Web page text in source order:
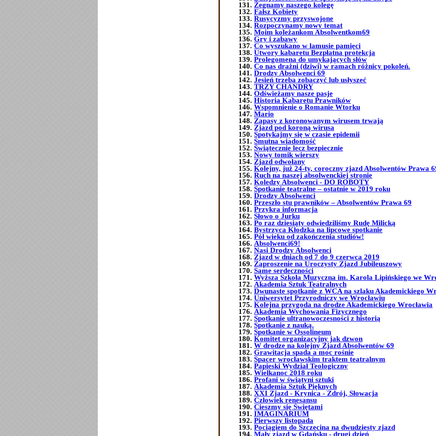
Żegnamy naszego kolegę
Fałsz Kobiety
Rusycyzmy przyswojone
Rozpoczynamy nowy temat
Moim koleżankom Absolwentkom69
Gry i zabawy
Co wyszukano w lamusie pamięci
Utwory kabaretu Bezpłatna protekcja
Prolegomena do umykających słów
Co nas drażni (dziwi) w ramach różnicy pokoleń.
Drodzy Absolwenci 69
Jesień trzeba zobaczyć lub usłyszeć
TRZY CHANDRY
Odświeżamy nasze pasje
Historia Kabaretu Prawników
Wspomnienie o Romanie Wtorku
Mario
Zapasy z koronowanym wirusem trwają
Zjazd pod koroną wirusa
Spotykajmy się w czasie epidemii
Smutna wiadomość
Świątecznie lecz bezpiecznie
Nowy tomik wierszy
Zjazd odwołany
Kolejny, już 24-ty, coroczny zjazd Absolwentów Prawa
Ruch na naszej absolwenckiej stronie
Koledzy Absolwenci - DO ROBOTY
Spotkanie teatralne – ostatnie w 2019 roku
Drodzy Absolwenci
Przeszło stu prawników – Absolwentów Prawa 69
Przykra informacja
Słowo o Jurku
Po raz dziesiąty odwiedziliśmy Rudę Milicką
Bystrzyca Kłodzka na lipcowe spotkanie
Pół wieku od zakończenia studiów!
Absolwenci69!
Nasi Drodzy Absolwenci
Zjazd w dniach od 7 do 9 czerwca 2019
Zaproszenie na Uroczysty Zjazd Jubileuszowy
Same serdeczności
Wyższa Szkoła Muzyczna im. Karola Lipińskiego we
Akademia Sztuk Teatralnych
Dwunaste spotkanie z WCA na szlaku Akademickiego
Uniwersytet Przyrodniczy we Wrocławiu
Kolejna przygoda na drodze Akademickiego Wrocławia
Akademia Wychowania Fizycznego
Spotkanie ultranowoczesności z historią
Spotkanie z nauką.
Spotkanie w Ossolineum
Komitet organizacyjny jak dzwon
W drodze na kolejny Zjazd Absolwentów 69
Grawitacja spada a moc rośnie
Spacer wrocławskim traktem teatralnym
Papieski Wydział Teologiczny
Wielkanoc 2018 roku
Profani w świątyni sztuki
Akademia Sztuk Pięknych
XXI Zjazd - Krynica - Zdrój, Słowacja
Człowiek renesansu
Cieszmy się Świętami
IMAGINARIUM
Pierwszy listopada
Pociągiem do Szczecina na dwudziesty zjazd
Mały zjazd w Gdańsku - drugi dzień